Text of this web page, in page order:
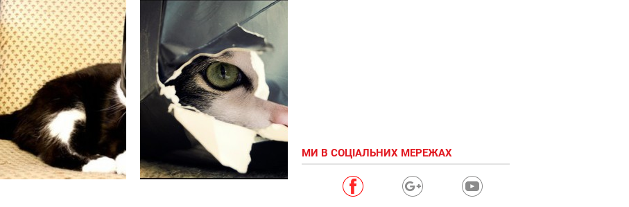
в
засаде)
Бэтмэна и
Женщины-
кошки
=)))))))
МИ В СОЦІАЛЬНИХ МЕРЕЖАХ